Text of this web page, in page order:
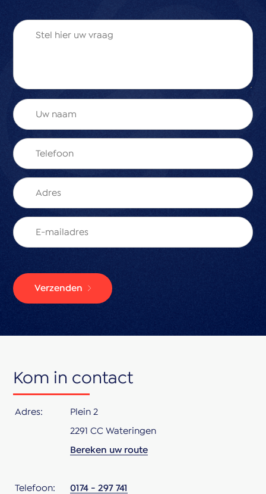
* 154 m2 woonoppervlakte
* volledig woonprogramma mogelijk op de begane
* Ruime woonkamer met haard en serre
* Voor-, achter- én zijtuin met veel privacy
* Twee royale slaapkamers met dakkapellen met
kunststof kozijnen (kozijnen zijn vernieuwd in 2013
(voorzijde) en 2016 (achterzijde))
* Centraal gelegen in hartje Wateringen
* Veel bergruimte
* Geiser tbv heet water
* CV ketel tbv verwarming (bouwjaar 2023)
* ouderdoms- en materialenclausule van toepassing
* oplevering in overleg
Kortom: een sfeervolle woning met karakter en volop
locatie. Maakt u snel een afspraak om de woning zelf
Verzenden
Kom in contact
Adres:
Plein 2
2291 CC Wateringen
Bereken uw route
Telefoon:
0174 - 297 741